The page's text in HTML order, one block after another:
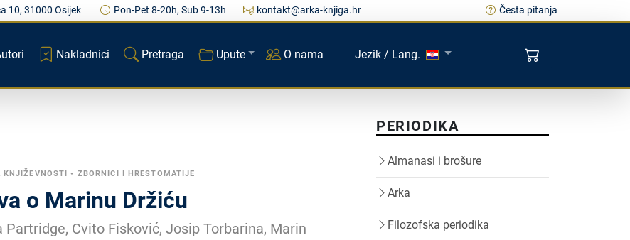
10, 31000 Osijek Pon-Pet 8-20h, Sub 9-13h kontakt@arka-knjiga.hr Česta pitanja
Nakladnici Pretraga Upute O nama Jezik / Lang.
KNJIŽEVNOSTI • ZBORNICI I HRESTOMATIJE
o Marinu Držiću
Partridge, Cvito Fisković, Josip Torbarina, Marin
PERIODIKA
Almanasi i brošure
Arka
Filozofska periodika